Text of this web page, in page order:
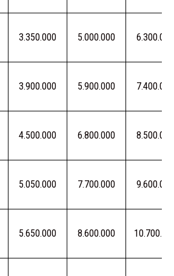
3.350.000 5.000.000 6.300.000
3.900.000 5.900.000 7.400.000
4.500.000 6.800.000 8.500.000
5.050.000 7.700.000 9.600.000
5.650.000 8.600.000